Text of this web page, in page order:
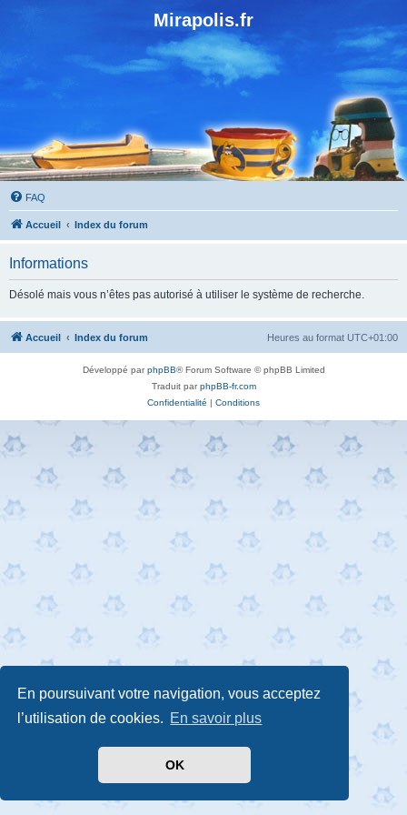
En poursuivant votre navigation, vous acceptez
l’utilisation de cookies. En savoir plus
OK
Mirapolis.fr
FAQ
Accueil Index du forum
Informations
Désolé mais vous n’êtes pas autorisé à utiliser le système de recherche.
Accueil Index du forum Heures au format UTC+01:00
Développé parphpBB® Forum Software © phpBB Limited
Traduit parphpBB-fr.com
Confidentialité | Conditions